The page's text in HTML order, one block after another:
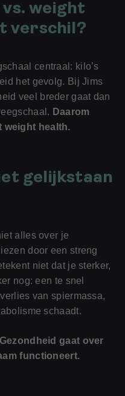
weight
verschil?
centraal: kilo’s
het gevolg. Bij Jims
veel breder gaat dan
Daarom
weight health.
gelijkstaan
alles over je
door een streng
niet dat je sterker,
nog: een te snel
van spiermassa,
schaadt.
gaat over
functioneert.